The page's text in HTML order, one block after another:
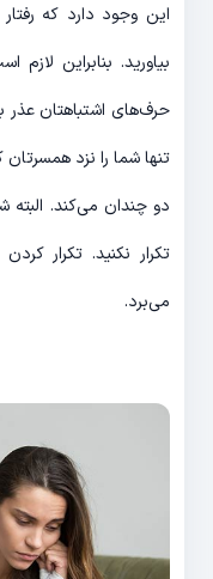
این وجود دارد که
بیاورید. بنابراین لازم
حرف‌های اشتباهتان عذر
تنها شما را نزد
دو چندان می‌کند. البته
تکرار نکنید. تکرار
می‌برد.